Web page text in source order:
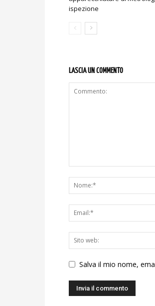
ispezione
LASCIA UN COMMENTO
Salva il mio nome,